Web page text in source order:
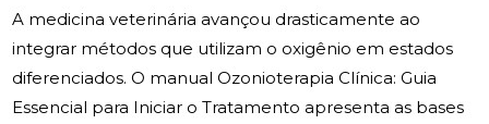
A medicina veterinária avançou drasticamente ao
integrar métodos que utilizam o oxigênio em estados
diferenciados. O manual Ozonioterapia Clínica: Guia
Essencial para Iniciar o Tratamento apresenta as bases